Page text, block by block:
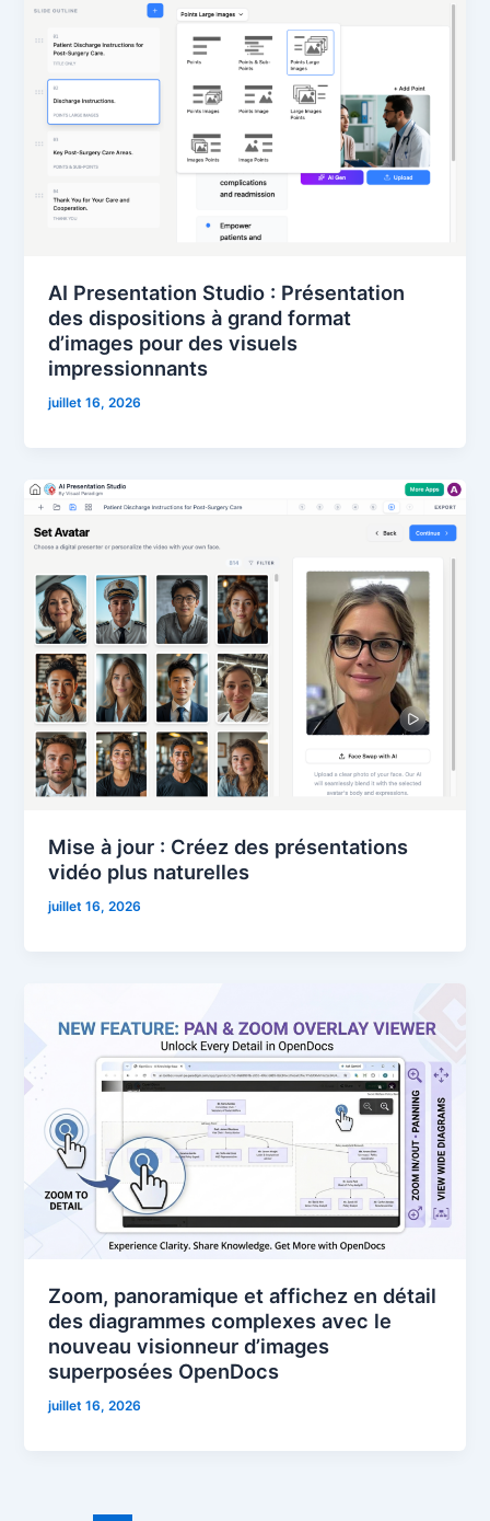
AI Presentation Studio : Présentation
des dispositions à grand format
d’images pour des visuels
impressionnants
juillet 16, 2026
Mise à jour : Créez des présentations
vidéo plus naturelles
juillet 16, 2026
Zoom, panoramique et affichez en détail
des diagrammes complexes avec le
nouveau visionneur d’images
superposées OpenDocs
juillet 16, 2026